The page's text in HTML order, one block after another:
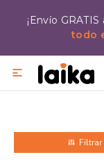
¡Envío
todo
